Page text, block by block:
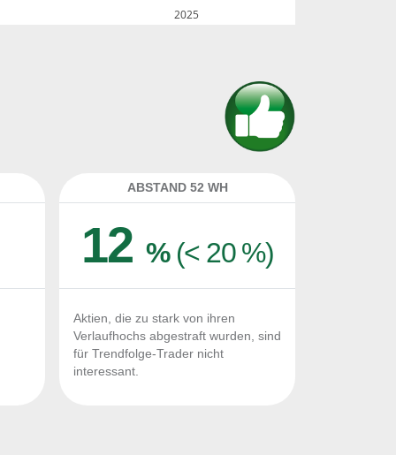
2025
ABSTAND 52 WH
12% (< 20 %)
Aktien, die zu stark von ihren
Verlaufhochs abgestraft wurden, sind
für Trendfolge-Trader nicht
interessant.